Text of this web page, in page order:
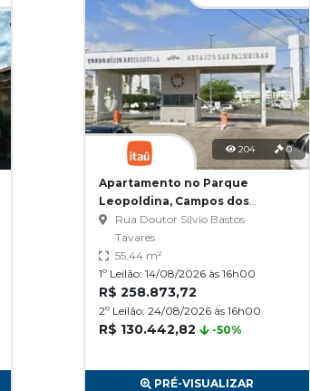
204 0
Apartamento no Parque
Leopoldina, Campos dos
Goytacazes/RJ
Rua Doutor Sílvio Bastos
Tavares
55,44 m²
1º Leilão: 14/08/2026 às 16h00
R$ 258.873,72
2º Leilão: 24/08/2026 às 16h00
R$ 130.442,82 -50%
PRÉ-VISUALIZAR